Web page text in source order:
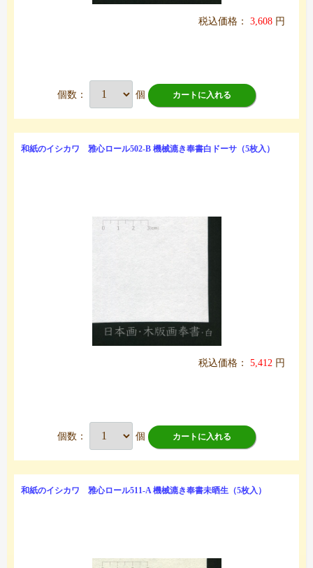
税込価格： 3,608 円
個数： 個 カートに入れる
和紙のイシカワ 雅心ロール502-B 機械漉き奉書白ドーサ（5枚入）
税込価格： 5,412 円
個数： 個 カートに入れる
和紙のイシカワ 雅心ロール511-A 機械漉き奉書未晒生（5枚入）